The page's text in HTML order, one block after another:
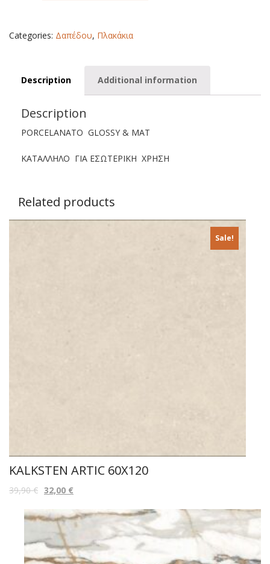
quantity
Categories: Δαπέδου, Πλακάκια
Description Additional information
Description
PORCELANATO GLOSSY & ΜΑΤ
ΚΑΤΑΛΛΗΛΟ ΓΙΑ ΕΣΩΤΕΡΙΚΗ ΧΡΗΣΗ
Related products
Sale!
KALKSTEN ARTIC 60X120
39,90€ 32,00 €